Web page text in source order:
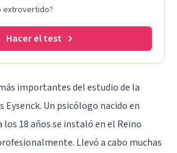
extrovertido?
Hacer el test
importantes del estudio de la
Eysenck. Un psicólogo nacido en
los 18 años se instaló en el Reino
Llevó a cabo muchas